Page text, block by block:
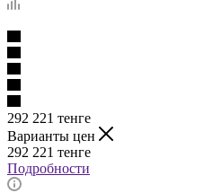
292 221 тенге
Варианты цен
292 221 тенге
Подробности